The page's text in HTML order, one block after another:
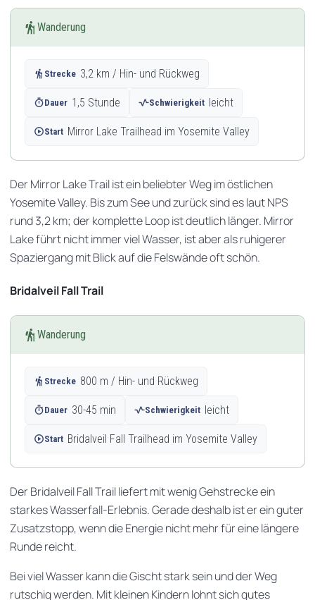
hiking Wanderung
hiking Strecke 3,2 km / Hin- und Rückweg
timerDauer 1,5 Stunde vital_signsSchwierigkeit leicht
play_circleStart Mirror Lake Trailhead im Yosemite Valley
Der Mirror Lake Trail ist ein beliebter Weg im östlichen
Yosemite Valley. Bis zum See und zurück sind es laut NPS
rund 3,2 km; der komplette Loop ist deutlich länger. Mirror
Lake führt nicht immer viel Wasser, ist aber als ruhigerer
Spaziergang mit Blick auf die Felswände oft schön.
Bridalveil Fall Trail
hiking Wanderung
hiking Strecke 800 m / Hin- und Rückweg
timerDauer 30-45 min vital_signsSchwierigkeit leicht
play_circleStart Bridalveil Fall Trailhead im Yosemite Valley
Der Bridalveil Fall Trail liefert mit wenig Gehstrecke ein
starkes Wasserfall-Erlebnis. Gerade deshalb ist er ein guter
Zusatzstopp, wenn die Energie nicht mehr für eine längere
Runde reicht.
Bei viel Wasser kann die Gischt stark sein und der Weg
rutschig werden. Mit kleinen Kindern lohnt sich gutes